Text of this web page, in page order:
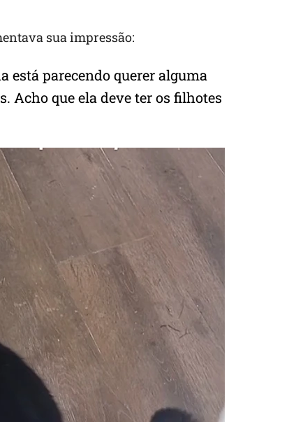
sua impressão:
está parecendo querer alguma
Acho que ela deve ter os filhotes